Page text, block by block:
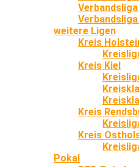
weitere Ligen
Kreis
Kreis Kiel
Kreis
Kreis
Pokal